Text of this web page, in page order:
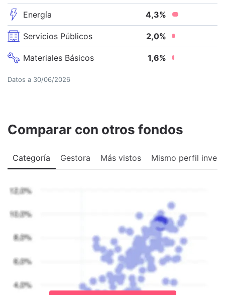
Energía 4,3%
Servicios Públicos 2,0%
Materiales Básicos 1,6%
Datos a 30/06/2026
Comparar con otros fondos
Categoría Gestora Más vistos Mismo perfil